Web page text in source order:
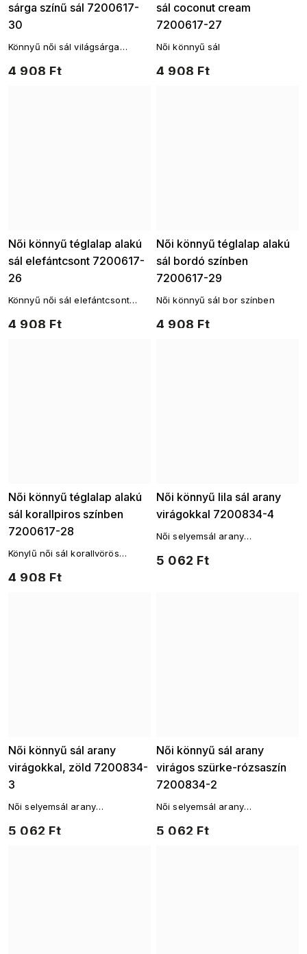
sárga színű sál 7200617-
30
4 908 Ft
Könnyű női sál világsárga
sál coconut cream
7200617-27
4 908 Ft
Női könnyű sál
Női könnyű téglalap alakú
sál elefántcsont 7200617-
26
4 908 Ft
Könnyű női sál elefántcsont
Női könnyű téglalap alakú
sál bordó színben
7200617-29
4 908 Ft
Női könnyű sál bor színben
Női könnyű téglalap alakú
sál korallpiros színben
7200617-28
4 908 Ft
Könylű női sál korallvörös
Női könnyű lila sál arany
virágokkal 7200834-4
5 062 Ft
Női selyemsál arany
Női könnyű sál arany
virágokkal, zöld 7200834-
3
5 062 Ft
Női selyemsál arany
Női könnyű sál arany
virágos szürke-rózsaszín
7200834-2
5 062 Ft
Női selyemsál arany